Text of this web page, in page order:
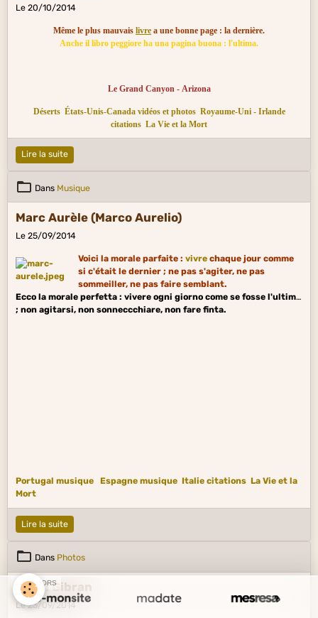
Le 20/10/2014
Même le plus mauvais livre a une bonne page : la dernière.
Anche il libro peggiore ha una pagina buona : l'ultima.
Le Grand Canyon - Arizona
Déserts États-Unis-Canada vidéos et photos Royaume-Uni - Irlande
citations La Vie et la Mort
Lire la suite
Dans Musique
Marc Aurèle (Marco Aurelio)
Le 25/09/2014
Voici la morale parfaite : vivrechaque jour comme
si c'était le dernier ; ne pas s'agiter, ne pas
sommeiller, ne pas faire semblant.
Ecco la morale perfetta : vivere ogni giorno come se fosse l'ultimo
; non agitarsi, non sonneccchiare, non fare finta.
Portugal musique Espagne musique Italie citations La Vie et la
Mort
Lire la suite
Dans Photos
Khalil Gibran
Le 23/09/2014
SPONSORS